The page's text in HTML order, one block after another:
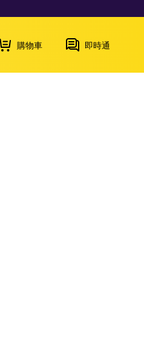
購物車 即時通